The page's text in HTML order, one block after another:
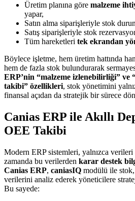
Üretim planına göre malzeme
yapar,
Satın alma siparişleriyle stok
Satış siparişleriyle stok
Tüm hareketleri tek ekrandan
Böylece işletme, hem üretim hattında
hem de fazla stok bulundurarak
ERP’nin “malzeme izlenebilirliği” ve
takibi” özellikleri, stok yönetimini
finansal açıdan da stratejik bir sürece
Canias ERP ile Akıllı
OEE Takibi
Modern ERP sistemleri, yalnızca verileri
zamanda bu verilerden karar destek
Canias ERP, caniasIQ modülü ile
verilerini analiz ederek yöneticilere
Bu sayede: